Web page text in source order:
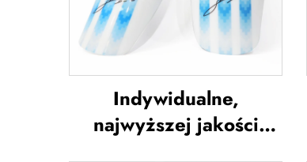
Indywidualne,
najwyższej jakości